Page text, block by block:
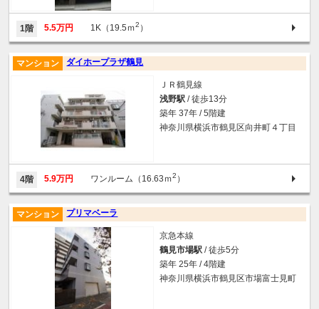
1階 5.5万円 1K（19.5ｍ2 ）
ダイホープラザ鶴見
マンション
ＪＲ鶴見線
浅野駅 / 徒歩13分
築年 37年 / 5階建
神奈川県横浜市鶴見区向井町４丁目
4階 5.9万円 ワンルーム（16.63ｍ2 ）
プリマベーラ
マンション
京急本線
鶴見市場駅 / 徒歩5分
築年 25年 / 4階建
神奈川県横浜市鶴見区市場富士見町